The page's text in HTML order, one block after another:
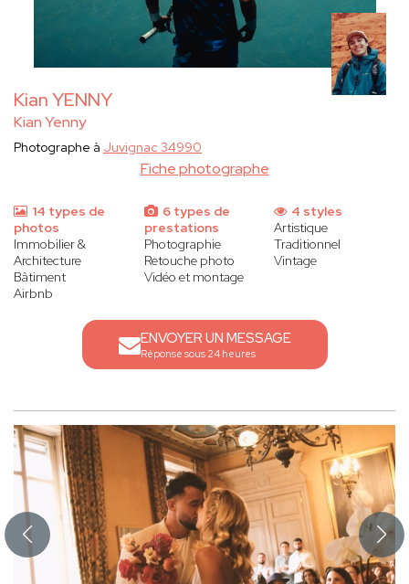
Kian YENNY
Kian Yenny
Fiche photographe
Photographe à Juvignac 34990
14 types de
photos
Immobilier &
Architecture
Bâtiment
Airbnb
6 types de
prestations
Photographie
Retouche photo
Vidéo et montage
4 styles
Artistique
Traditionnel
Vintage
ENVOYER UN MESSAGE
Réponse sous 24 heures